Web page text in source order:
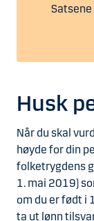
Husk
Når du skal
høyde for din
folketrygdens
1. mai 2019)
om du er født i
ta ut lønn